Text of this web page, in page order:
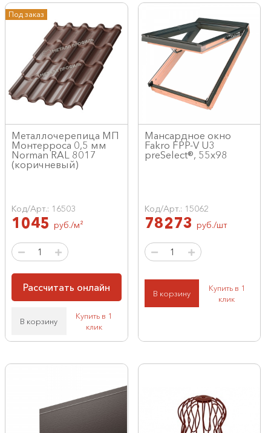
Под заказ
Металлочерепица МП
Монтерроса 0,5 мм
Norman RAL 8017
(коричневый)
Код/Арт.: 16503
1045 руб./м²
Рассчитать онлайн
В корзину
Купить в 1
клик
Мансардное окно
Fakro FPP-V U3
preSelect®, 55x98
Код/Арт.: 15062
78273 руб./шт
В корзину
Купить в 1
клик